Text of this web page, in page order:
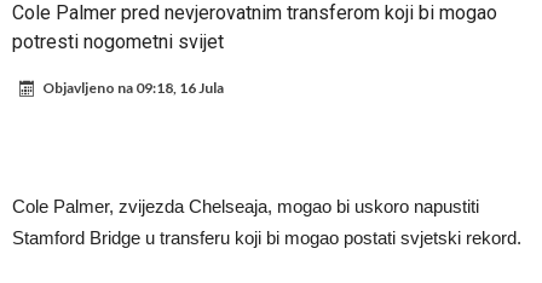
novac od UEFA
Mourinho uvodi strogu disciplinu u Real Madrid. Ovo su tri nova
Cole Palmer pred nevjerovatnim transferom koji bi mogao
potresti nogometni svijet
Objavljeno na 09:18, 16 Jula
Cole Palmer, zvijezda Chelseaja, mogao bi uskoro napustiti
Stamford Bridge u transferu koji bi mogao postati svjetski rekord.